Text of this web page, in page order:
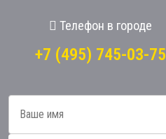
Телефон в городе
+7 (495) 745-03-75